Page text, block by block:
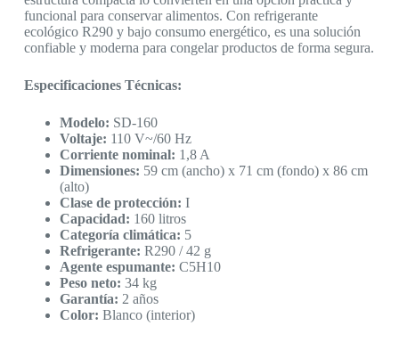
funcional para conservar alimentos. Con refrigerante
ecológico R290 y bajo consumo energético, es una solución
confiable y moderna para congelar productos de forma segura.
Especificaciones Técnicas:
Modelo: SD-160
Voltaje: 110 V~/60 Hz
Corriente nominal: 1,8 A
Dimensiones: 59 cm (ancho) x 71 cm (fondo) x 86 cm
(alto)
Clase de protección: I
Capacidad: 160 litros
Categoría climática: 5
Refrigerante: R290 / 42 g
Agente espumante: C5H10
Peso neto: 34 kg
Garantía: 2 años
Color: Blanco (interior)